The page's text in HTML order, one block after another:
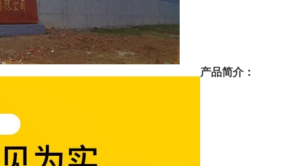
产品简介：